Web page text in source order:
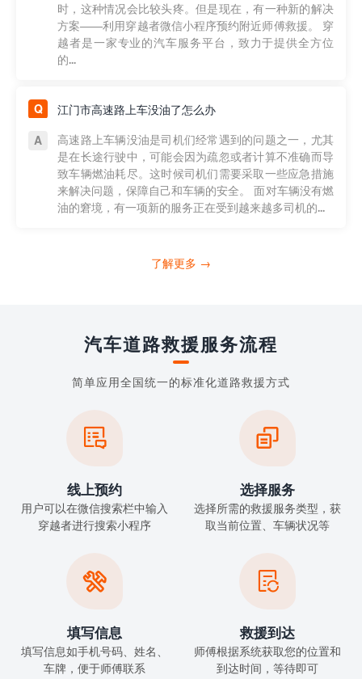
时，这种情况会比较头疼。但是现在，有一种新的解决
方案——利用穿越者微信小程序预约附近师傅救援。 穿
越者是一家专业的汽车服务平台，致力于提供全方位
的...
江门市高速路上车没油了怎么办
高速路上车辆没油是司机们经常遇到的问题之一，尤其
是在长途行驶中，可能会因为疏忽或者计算不准确而导
致车辆燃油耗尽。这时候司机们需要采取一些应急措施
来解决问题，保障自己和车辆的安全。 面对车辆没有燃
油的窘境，有一项新的服务正在受到越来越多司机的...
了解更多 →
汽车道路救援服务流程
简单应用全国统一的标准化道路救援方式

线上预约
用户可以在微信搜索栏中输入
穿越者进行搜索小程序

选择服务
选择所需的救援服务类型，获
取当前位置、车辆状况等

填写信息
填写信息如手机号码、姓名、
车牌，便于师傅联系

救援到达
师傅根据系统获取您的位置和
到达时间，等待即可